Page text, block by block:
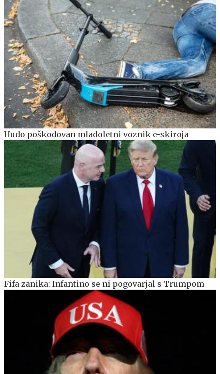
Hudo poškodovan mladoletni voznik e-skiroja
Fifa zanika: Infantino se ni pogovarjal s Trumpom